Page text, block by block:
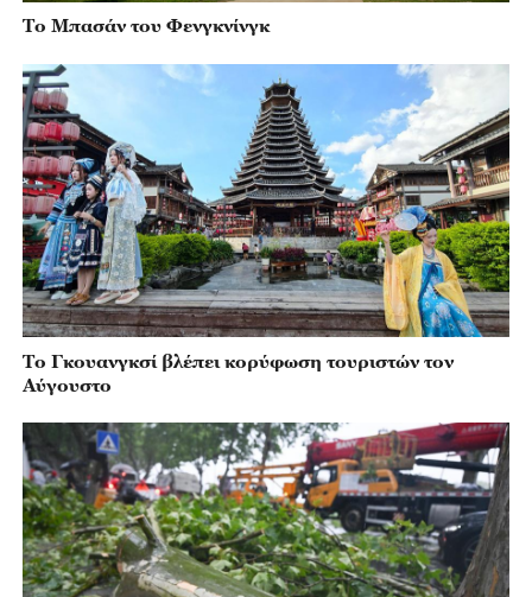
Το Μπασάν του Φενγκνίνγκ
Το Γκουανγκσί βλέπει κορύφωση τουριστών τον
Αύγουστο